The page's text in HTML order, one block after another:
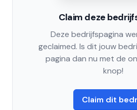
Claim deze
Deze bedrijfspagina
geclaimed. Is dit jouw
pagina dan nu met de
knop!
Claim dit